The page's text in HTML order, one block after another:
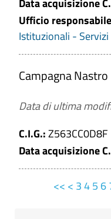
Data acquisizione
Ufficio
Istituzionali -
Campagna
Data di ultima
C.I.G.:Z563CC0D8F
Data acquisizione
<< < 345 6